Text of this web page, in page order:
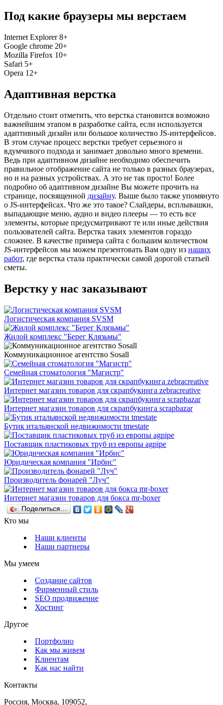
Под какие браузеры мы верстаем
Internet Explorer 8+
Google chrome 20+
Mozilla Firefox 10+
Safari 5+
Opera 12+
Адаптивная верстка
Отдельно стоит отметить, что верстка становится возможно
важнейшим этапом в разработке сайта, если используется
адаптивный дизайн или большое количество JS-интерфейсов.
В этом случае процесс верстки требует серьезного и
вдумчивого подхода и занимает довольно много времени.
Ведь при адаптивном дизайне необходимо обеспечить
правильное отображение сайта не только в разных браузерах,
но и на разных устройствах. А это не так просто! Более
подробно об адаптивном дизайне Вы можете прочить на
странице, посвященной дизайну. Выше было также упомянуто
о JS-интерфейсах. Что же это такое? Слайдеры, всплывашки,
выпадающие меню, аудио и видео плееры — то есть все
элементы, которые предусматривают те или иные действия
пользователей сайта. Верстка таких элементов гораздо
сложнее. В качестве примера сайта с большим количеством
JS-интерфейсов мы можем презентовать Вам одну из наших
работ, где верстка стала практически самой дорогой статьей
сметы.
Верстку у нас заказывают
Логистическая компания SVSM
Жилой комплекс "Берег Клязьмы"
Коммуникационное агентство Sosall
Семейная стоматология "Магистр"
Интернет магазин товаров для скрапбукинга zebracreative
Интернет магазин товаров для скрапбукинга scrapbazar
Бутик итальянской недвижимости tmestate
Поставщик пластиковых труб из европы agpipe
Юридическая компания "Ирбис"
Производитель фонарей "Луч"
Интернет магазин товаров для бокса mr-boxer
Поделиться…
Кто мы
Наши клиенты
Наши партнеры
Мы умеем
Создание сайтов
Фирменный стиль
SEO продвижение
Хостинг
Другое
Портфолио
Как мы живем
Клиентам
Как нас найти
Контакты
Россия, Москва, 109052,